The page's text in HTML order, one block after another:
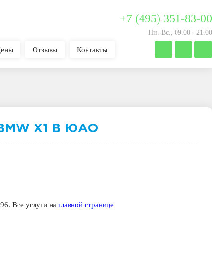
Отзывы Контакты
+7 (495) 351-83-00
Пн.-Вс., 09.00 - 21.00
X1 В ЮАО
Все услуги на главной странице